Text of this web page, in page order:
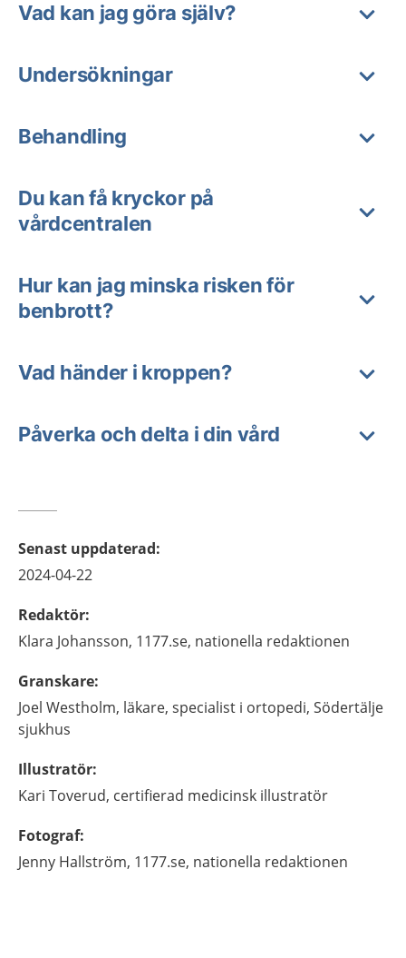
Vad kan jag göra själv?
Undersökningar
Behandling
Du kan få kryckor på
vårdcentralen
Hur kan jag minska risken för
benbrott?
Vad händer i kroppen?
Påverka och delta i din vård
Senast uppdaterad:
2024-04-22
Redaktör:
Klara Johansson, 1177.se, nationella redaktionen
Granskare:
Joel Westholm, läkare, specialist i ortopedi, Södertälje
sjukhus
Illustratör:
Kari Toverud, certifierad medicinsk illustratör
Fotograf:
Jenny Hallström, 1177.se, nationella redaktionen